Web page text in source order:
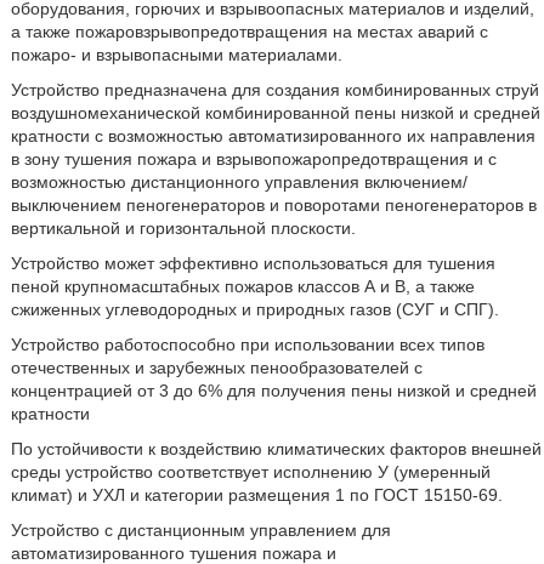
оборудования, горючих и взрывоопасных материалов и изделий,
а также пожаровзрывопредотвращения на местах аварий с
пожаро- и взрывопасными материалами.
Устройство предназначена для создания комбинированных струй
воздушномеханической комбинированной пены низкой и средней
кратности с возможностью автоматизированного их направления
в зону тушения пожара и взрывопожаропредотвращения и с
возможностью дистанционного управления включением/
выключением пеногенераторов и поворотами пеногенераторов в
вертикальной и горизонтальной плоскости.
Устройство может эффективно использоваться для тушения
пеной крупномасштабных пожаров классов А и В, а также
сжиженных углеводородных и природных газов (СУГ и СПГ).
Устройство работоспособно при использовании всех типов
отечественных и зарубежных пенообразователей с
концентрацией от 3 до 6% для получения пены низкой и средней
кратности
По устойчивости к воздействию климатических факторов внешней
среды устройство соответствует исполнению У (умеренный
климат) и УХЛ и категории размещения 1 по ГОСТ 15150-69.
Устройство с дистанционным управлением для
автоматизированного тушения пожара и